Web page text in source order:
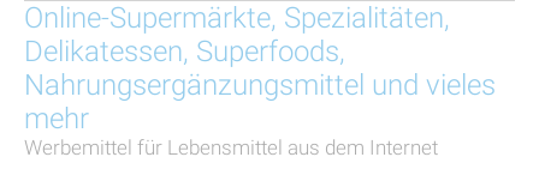
Online-Supermärkte, Spezialitäten,
Delikatessen, Superfoods,
Nahrungsergänzungsmittel und vieles
mehr
Werbemittel für Lebensmittel aus dem Internet